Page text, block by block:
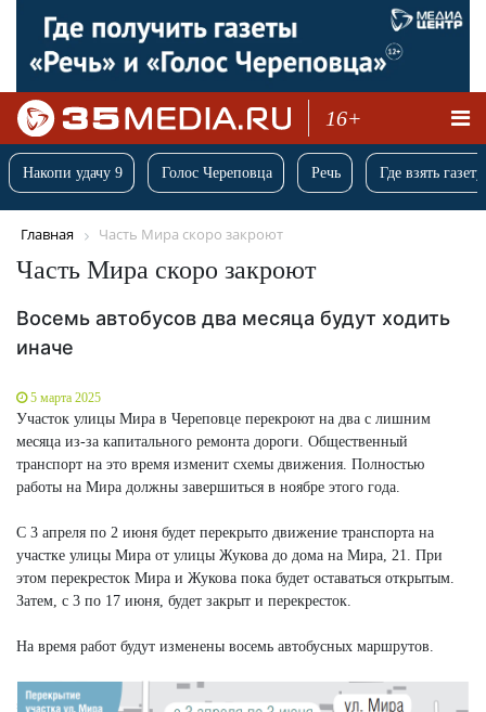
16+
Накопи удачу 9 Голос Череповца Речь Где взять
Главная Часть Мира скоро закроют
Часть Мира скоро закроют
Восемь автобусов два месяца будут ходить
иначе
5 марта 2025
Участок улицы Мира в Череповце перекроют на два с лишним
месяца из-за капитального ремонта дороги. Общественный
транспорт на это время изменит схемы движения. Полностью
работы на Мира должны завершиться в ноябре этого года.
С 3 апреля по 2 июня будет перекрыто движение транспорта на
участке улицы Мира от улицы Жукова до дома на Мира, 21. При
этом перекресток Мира и Жукова пока будет оставаться открытым.
Затем, с 3 по 17 июня, будет закрыт и перекресток.
На время работ будут изменены восемь автобусных маршрутов.